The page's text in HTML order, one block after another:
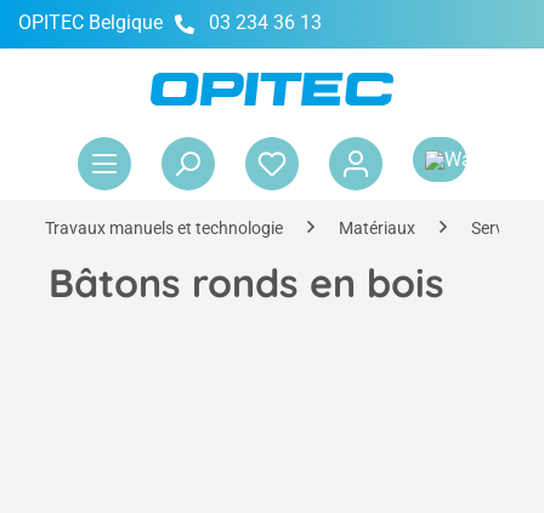
principal
OPITEC Belgique 03 234 36 13
Travaux manuels et technologie Matériaux Service
Bâtons ronds en bois